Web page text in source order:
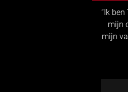
“Ik ben
mijn
mijn